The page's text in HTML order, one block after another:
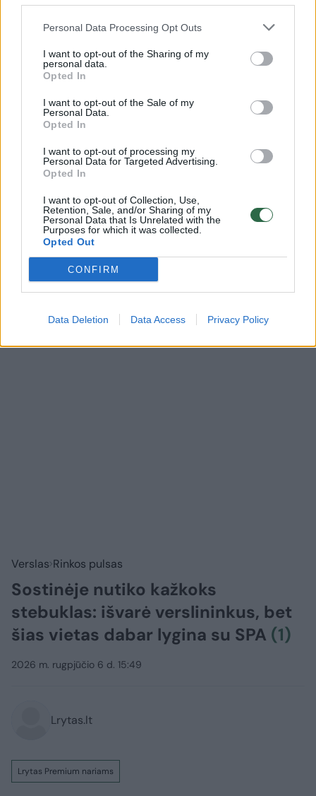
Personal Data Processing Opt Outs
I want to opt-out of the Sharing of my
personal data.
Opted In
I want to opt-out of the Sale of my
Personal Data.
Opted In
I want to opt-out of processing my
Personal Data for Targeted Advertising.
Opted In
I want to opt-out of Collection, Use,
Retention, Sale, and/or Sharing of my
Personal Data that Is Unrelated with the
Purposes for which it was collected.
Opted Out
CONFIRM
Data Deletion Data Access Privacy Policy
Bendrovė į FT prašymą pateikti komentarą
neatsakė.
rusiška nafta
Komentuoti po šiuo straipsniu
Prisijunkite prie registruotų vartotojų
bendruomenės ir bendraukite komentaruose!
Rodyti komentarus
Verslas Rinkos pulsas
Sostinėje nutiko kažkoks
stebuklas: išvarė verslininkus, bet
šias vietas dabar lygina su SPA (1)
2026 m. rugpjūčio 6 d. 15:49
Lrytas.lt
Lrytas Premium nariams